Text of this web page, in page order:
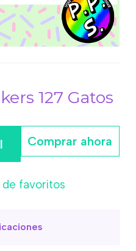
127 Gatos
Comprar ahora
de favoritos